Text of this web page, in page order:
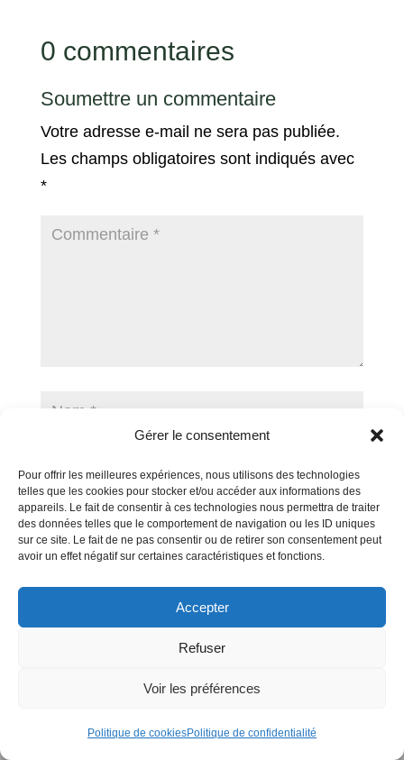
Gérer le consentement
Pour offrir les meilleures expériences, nous utilisons des technologies
telles que les cookies pour stocker et/ou accéder aux informations des
appareils. Le fait de consentir à ces technologies nous permettra de traiter
des données telles que le comportement de navigation ou les ID uniques
sur ce site. Le fait de ne pas consentir ou de retirer son consentement peut
avoir un effet négatif sur certaines caractéristiques et fonctions.
Accepter
Refuser
Voir les préférences
Politique de cookiesPolitique de confidentialité
0 commentaires
Soumettre un commentaire
Votre adresse e-mail ne sera pas publiée.
Les champs obligatoires sont indiqués avec
*
Soumettre le commentaire